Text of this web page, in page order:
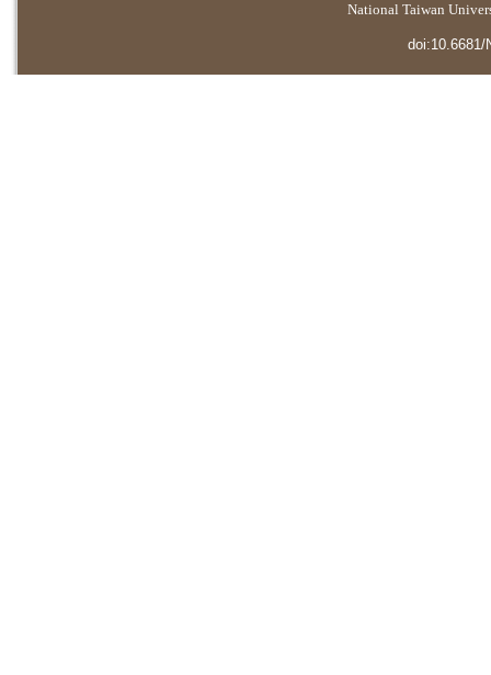
National Taiwan
doi:10.6681/